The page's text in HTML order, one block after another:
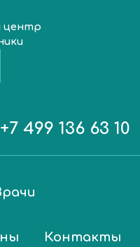
центр
+7 499 136 63 10
Контакты